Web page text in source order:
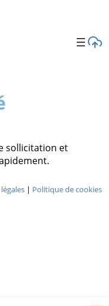
sollicitation et
| Politique de cookies